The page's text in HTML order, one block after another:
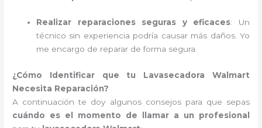
Realizar reparaciones seguras y eficaces: Un
técnico sin experiencia podría causar más daños. Yo
me encargo de reparar de forma segura.
¿Cómo Identificar que tu Lavasecadora Walmart
Necesita Reparación?
A continuación te doy algunos consejos para que sepas
cuándo es el momento de llamar a un profesional